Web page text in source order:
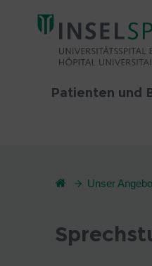
Patienten und
Unser